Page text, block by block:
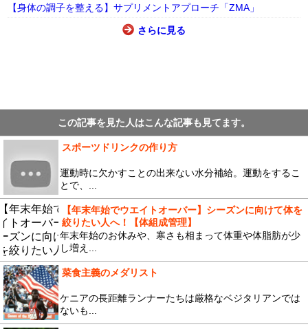
【身体の調子を整える】サプリメントアプローチ「ZMA」
さらに見る
この記事を見た人はこんな記事も見てます。
スポーツドリンクの作り方
運動時に欠かすことの出来ない水分補給。運動をするこ
とで、...
【年末年始でウエイトオーバー】シーズンに向けて体を
絞りたい人へ！【体組成管理】
年末年始のお休みや、寒さも相まって体重や体脂肪が少
し増え...
菜食主義のメダリスト
ケニアの長距離ランナーたちは厳格なベジタリアンでは
ないも...